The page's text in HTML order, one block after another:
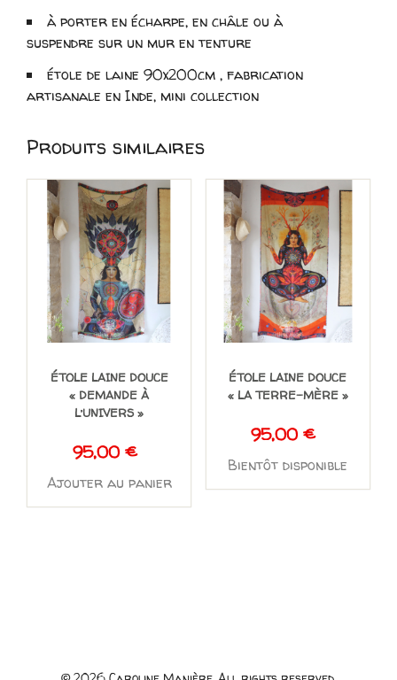
à porter en écharpe, en châle ou à
suspendre sur un mur en tenture
étole de laine 90x200cm , fabrication
artisanale en Inde, mini collection
Produits similaires
ÉTOLE LAINE DOUCE
« DEMANDE À
L’UNIVERS »
95,00 €
Ajouter au panier
ÉTOLE LAINE DOUCE
« LA TERRE-MÈRE »
95,00€
Bientôt disponible